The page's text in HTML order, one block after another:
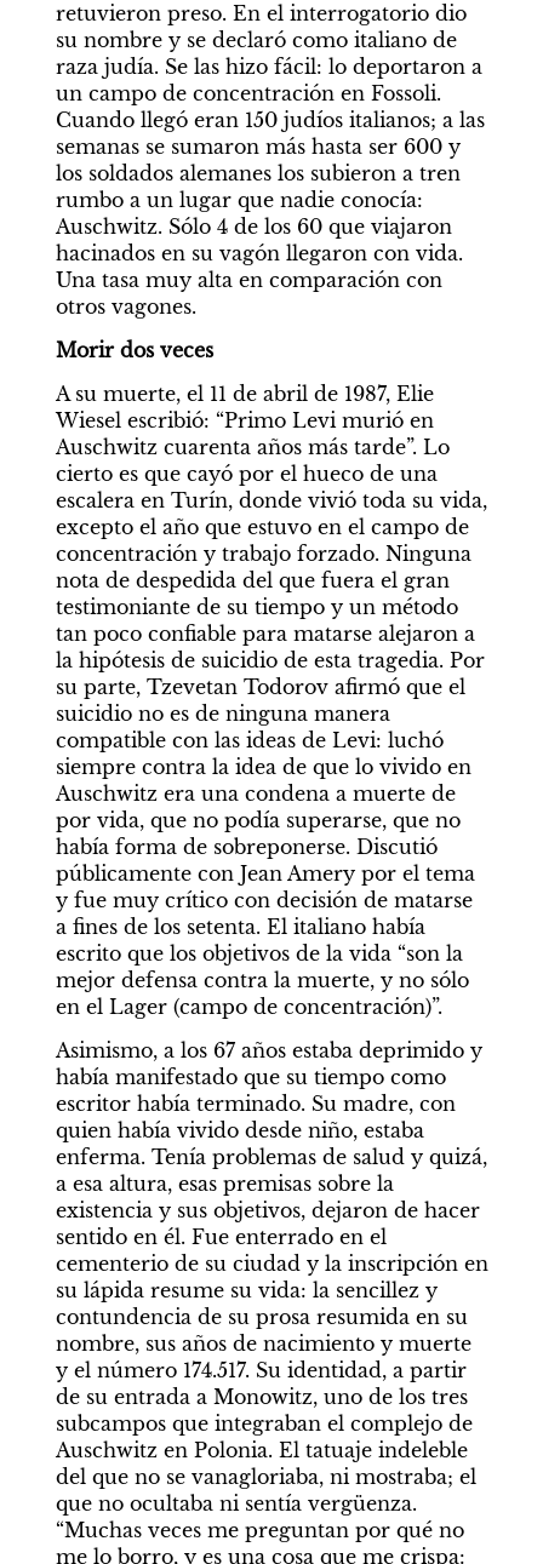
retuvieron preso. En el interrogatorio dio
su nombre y se declaró como italiano de
raza judía. Se las hizo fácil: lo deportaron a
un campo de concentración en Fossoli.
Cuando llegó eran 150 judíos italianos; a las
semanas se sumaron más hasta ser 600 y
los soldados alemanes los subieron a tren
rumbo a un lugar que nadie conocía:
Auschwitz. Sólo 4 de los 60 que viajaron
hacinados en su vagón llegaron con vida.
Una tasa muy alta en comparación con
otros vagones.
Morir dos veces
A su muerte, el 11 de abril de 1987, Elie
Wiesel escribió: “Primo Levi murió en
Auschwitz cuarenta años más tarde”. Lo
cierto es que cayó por el hueco de una
escalera en Turín, donde vivió toda su vida,
excepto el año que estuvo en el campo de
concentración y trabajo forzado. Ninguna
nota de despedida del que fuera el gran
testimoniante de su tiempo y un método
tan poco confiable para matarse alejaron a
la hipótesis de suicidio de esta tragedia. Por
su parte, Tzevetan Todorov afirmó que el
suicidio no es de ninguna manera
compatible con las ideas de Levi: luchó
siempre contra la idea de que lo vivido en
Auschwitz era una condena a muerte de
por vida, que no podía superarse, que no
había forma de sobreponerse. Discutió
públicamente con Jean Amery por el tema
y fue muy crítico con decisión de matarse
a fines de los setenta. El italiano había
escrito que los objetivos de la vida “son la
mejor defensa contra la muerte, y no sólo
en el Lager (campo de concentración)”.
Asimismo, a los 67 años estaba deprimido y
había manifestado que su tiempo como
escritor había terminado. Su madre, con
quien había vivido desde niño, estaba
enferma. Tenía problemas de salud y quizá,
a esa altura, esas premisas sobre la
existencia y sus objetivos, dejaron de hacer
sentido en él. Fue enterrado en el
cementerio de su ciudad y la inscripción en
su lápida resume su vida: la sencillez y
contundencia de su prosa resumida en su
nombre, sus años de nacimiento y muerte
y el número 174.517. Su identidad, a partir
de su entrada a Monowitz, uno de los tres
subcampos que integraban el complejo de
Auschwitz en Polonia. El tatuaje indeleble
del que no se vanagloriaba, ni mostraba; el
que no ocultaba ni sentía vergüenza.
“Muchas veces me preguntan por qué no
me lo borro, y es una cosa que me crispa: